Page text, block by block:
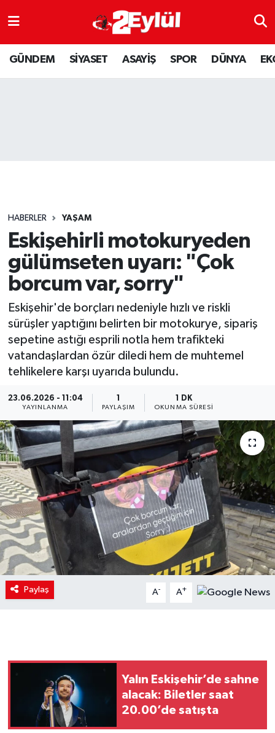
GÜNDEM SİYASET ASAYİŞ SPOR DÜNYA
HABERLER YAŞAM
Eskişehirli motokuryeden
gülümseten uyarı: "Çok
borcum var, sorry"
Eskişehir'de borçları nedeniyle hızlı ve riskli
sürüşler yaptığını belirten bir motokurye, sipariş
sepetine astığı esprili notla hem trafikteki
vatandaşlardan özür diledi hem de muhtemel
tehlikelere karşı uyarıda bulundu.
23.06.2026 - 11:04
YAYINLANMA PAYLAŞIM
1 DK
OKUNMA SÜRESI
Paylaş A- A+
Yalın Eskişehir’de sahne
alacak: Biletler saat
20.00’de satışta
ASAYİŞ
DÜNYA
SPOR
YAŞAM
Nöbetçi Eczaneler
Hava Durumu
Son Dakika Haberleri
Haber Arşivi